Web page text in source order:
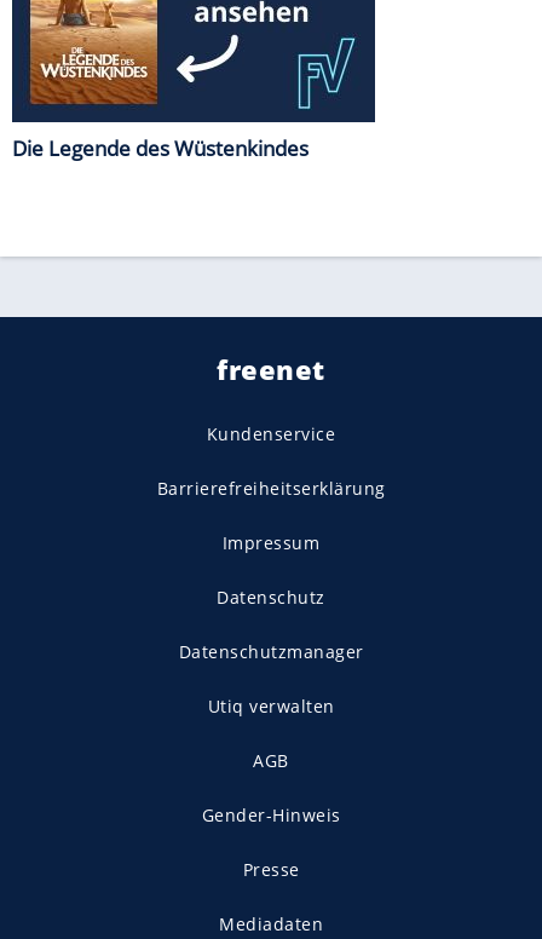
Die Legende des Wüstenkindes
freenet
Kundenservice
Barrierefreiheitserklärung
Impressum
Datenschutz
Datenschutzmanager
Utiq verwalten
AGB
Gender-Hinweis
Presse
Mediadaten